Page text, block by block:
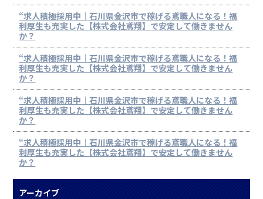
“求人積極採用中｜石川県金沢市で稼げる鳶職人になる！福
利厚生も充実した【株式会社鳶翔】で安定して働きません
か？
“求人積極採用中｜石川県金沢市で稼げる鳶職人になる！福
利厚生も充実した【株式会社鳶翔】で安定して働きません
か？
“求人積極採用中｜石川県金沢市で稼げる鳶職人になる！福
利厚生も充実した【株式会社鳶翔】で安定して働きません
か？
“求人積極採用中｜石川県金沢市で稼げる鳶職人になる！福
利厚生も充実した【株式会社鳶翔】で安定して働きません
か？
アーカイブ